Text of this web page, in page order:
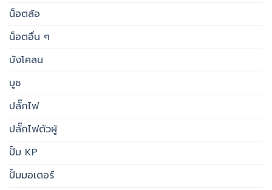
น็อตล้อ
น็อตอื่น ๆ
บังโคลน
บูช
ปลั๊กไฟ
ปลั๊กไฟตัวผู้
ปั้ม KP
ปั้มมอเตอร์